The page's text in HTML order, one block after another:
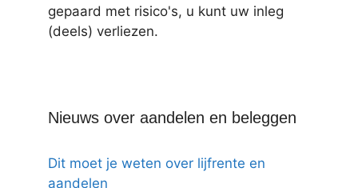
gepaard met risico's, u kunt uw inleg
(deels) verliezen.
Nieuws over aandelen en beleggen
Dit moet je weten over lijfrente en
aandelen